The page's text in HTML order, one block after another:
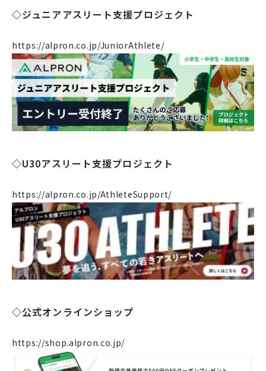
企業情報
事業案内
製造・工場
社会課題への取り組み
リクルート
◇ジュニアアスリート支援プロジェクト
https://alpron.co.jp/JuniorAthlete/
◇U30アスリート支援プロジェクト
https://alpron.co.jp/AthleteSupport/
◇公式オンラインショップ
https://shop.alpron.co.jp/